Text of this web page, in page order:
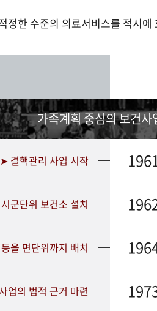
한 수준의 의료서비스를 적시
가족계획 중심의 보건사
➤ 결핵관리 사업 시작
군단위 보건소 설치
을 면단위까지 배치
업의 법적 근거 마련